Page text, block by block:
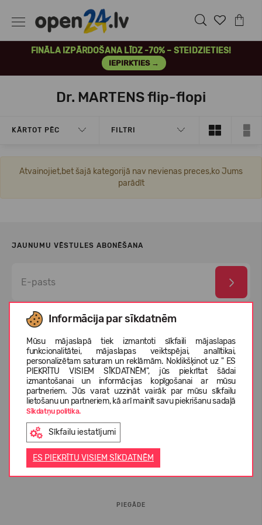
FINĀLA IZPĀRDOŠANA LĪDZ -70% – STEIDZIETIES!
IEPIRKTIES →
Informācija par sīkdatnēm
Mūsu mājaslapā tiek izmantoti sīkfaili mājaslapas
funkcionalitātei, mājaslapas veiktspējai, analītikai,
personalizētam saturam un reklāmām. Noklikšķinot uz " ES
PIEKRĪTU VISIEM SĪKDATNĒM", jūs piekrītat šādai
izmantošanai un informācijas kopīgošanai ar mūsu
partneriem. Jūs varat uzzināt vairāk par mūsu sīkfailu
lietošanu un partneriem, kā arī mainīt savu piekrišanu sadaļā
Sīkdatņu politika.
Sīkfailu iestatījumi
ES PIEKRĪTU VISIEM SĪKDATNĒM
Dr. MARTENS flip-flopi
KĀRTOT PĒC FILTRI
Atvainojiet,bet šajā kategorijā nav nevienas preces,ko Jums
parādīt
JAUNUMU VĒSTULES ABONĒŠANA
Esmu izlasījis un piekrītu
datu aizsardzības noteikumi
INFORMĀCIJA PIRCĒJIEM
PIEGĀDE